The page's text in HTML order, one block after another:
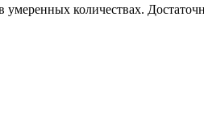
количествах.